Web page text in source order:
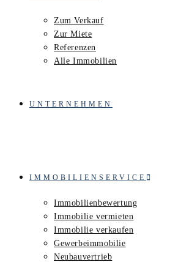
Zum Verkauf
Zur Miete
Referenzen
Alle Immobilien
UNTERNEHMEN
IMMOBILIENSERVICE
Immobilienbewertung
Immobilie vermieten
Immobilie verkaufen
Gewerbeimmobilie
Neubauvertrieb